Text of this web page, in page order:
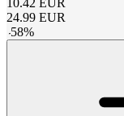
24.99 EUR
-58%